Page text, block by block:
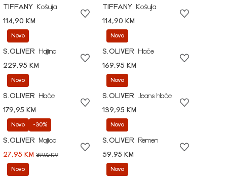
TIFFANY
Košulja
114,90 KM
TIFFANY
Košulja
114,90 KM
Novo
S.OLIVER
Haljina
229,95 KM
Novo
S.OLIVER
Hlače
169,95 KM
Novo
S.OLIVER
Hlače
179,95 KM
Novo
S.OLIVER
Jeans hlače
139,95 KM
Novo -30%
S.OLIVER
Majica
27,95 KM 39,95 KM
Novo
S.OLIVER
Remen
59,95 KM
Novo Novo